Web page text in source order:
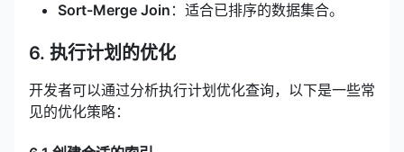
Sort-Merge Join ：适合已排序的数据集合。
6. 执行计划的优化
开发者可以通过分析执行计划优化查询，以下是一些常
见的优化策略：